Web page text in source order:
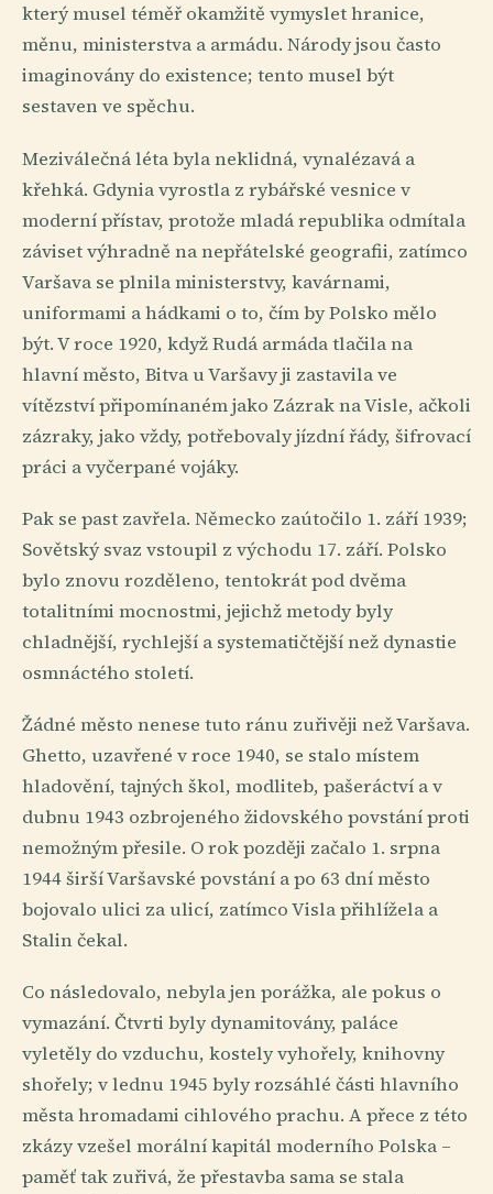
který musel téměř okamžitě vymyslet hranice,
měnu, ministerstva a armádu. Národy jsou často
imaginovány do existence; tento musel být
sestaven ve spěchu.
Meziválečná léta byla neklidná, vynalézavá a
křehká. Gdynia vyrostla z rybářské vesnice v
moderní přístav, protože mladá republika odmítala
záviset výhradně na nepřátelské geografii, zatímco
Varšava se plnila ministerstvy, kavárnami,
uniformami a hádkami o to, čím by Polsko mělo
být. V roce 1920, když Rudá armáda tlačila na
hlavní město, Bitva u Varšavy ji zastavila ve
vítězství připomínaném jako Zázrak na Visle, ačkoli
zázraky, jako vždy, potřebovaly jízdní řády, šifrovací
práci a vyčerpané vojáky.
Pak se past zavřela. Německo zaútočilo 1. září 1939;
Sovětský svaz vstoupil z východu 17. září. Polsko
bylo znovu rozděleno, tentokrát pod dvěma
totalitními mocnostmi, jejichž metody byly
chladnější, rychlejší a systematičtější než dynastie
osmnáctého století.
Žádné město nenese tuto ránu zuřivěji než Varšava.
Ghetto, uzavřené v roce 1940, se stalo místem
hladovění, tajných škol, modliteb, pašeráctví a v
dubnu 1943 ozbrojeného židovského povstání proti
nemožným přesile. O rok později začalo 1. srpna
1944 širší Varšavské povstání a po 63 dní město
bojovalo ulici za ulicí, zatímco Visla přihlížela a
Stalin čekal.
Co následovalo, nebyla jen porážka, ale pokus o
vymazání. Čtvrti byly dynamitovány, paláce
vyletěly do vzduchu, kostely vyhořely, knihovny
shořely; v lednu 1945 byly rozsáhlé části hlavního
města hromadami cihlového prachu. A přece z této
zkázy vzešel morální kapitál moderního Polska –
paměť tak zuřivá, že přestavba sama se stala